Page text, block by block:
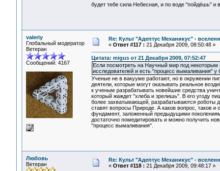
будет тебе сила Небесная, и по воде "пойдёшь"
valeriy
Глобальный модератор
Ветеран
Сообщений: 4167
Re: Культ "Адептус Механикус" -
« Ответ #117 : 21 Декабря 2009, 08:50:48 »
Цитата: migus от 21 Декабря 2009, 07:52:47
Если посмотреть на Научный мир под некоторым
исследователей и есть "процесс вымаливания" у
Ученые не в вакууме работают, но в окружении
деятели, которые могут оказывать реальное
к ученым разрабатывать новейшие средства
который жаждет "хлеба и зрелишь". В его угоду
более захватывающей, разрабатываются роботы
ставят вопросы Природе. А каков вопрос, таков и
фундамент, заложенный предыдущими
достаточно помедитировать и можно получить
"процесс вымаливания".
Любовь
Ветеран
Re: Культ "Адептус Механикус" -
« Ответ #118 : 21 Декабря 2009, 09:48:17 »